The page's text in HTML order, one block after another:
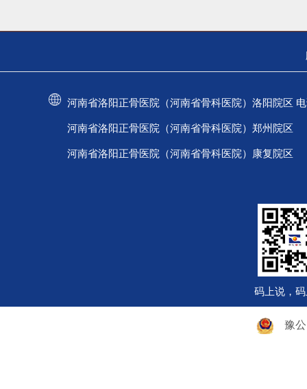
河南省洛阳正骨医院（河南省骨科医院）洛阳院区
河南省洛阳正骨医院（河南省骨科医院）郑州院区
河南省洛阳正骨医院（河南省骨科医院）康复院区
码上说，
豫公